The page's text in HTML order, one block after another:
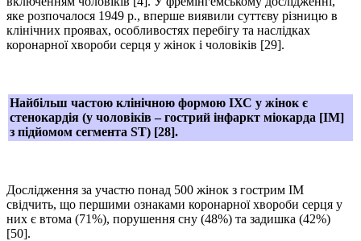
яке розпочалося 1949 р., вперше виявили суттєву різницю в
клінічних проявах, особливостях перебігу та наслідках
коронарної хвороби серця у жінок і чоловіків [29].
Найбільш частою клінічною формою ІХС у жінок є
стенокардія (у чоловіків – гострий інфаркт міокарда [ІМ]
з підйомом сегмента ST) [28].
Дослідження за участю понад 500 жінок з гострим ІМ
свідчить, що першими ознаками коронарної хвороби серця у
них є втома (71%), порушення сну (48%) та задишка (42%)
[50].